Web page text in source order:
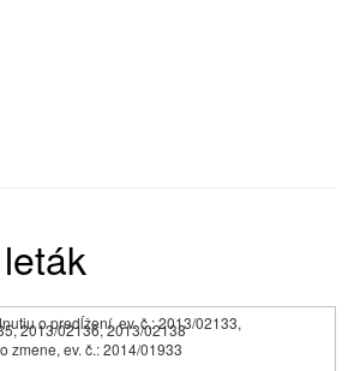
o predĺžení, ev. č.: 2013/02133,
2013/02136, 2013/02138
zmene, ev. č.: 2014/01933